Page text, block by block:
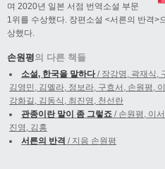
며 2020년 일본 서점 번역소설 부문
1위를 수상했다. 장편소설 <서른의 반격>
상했다.
손원평의 다른 책들
소설, 한국을 말하다/ 장강명, 곽재식,
김영민, 김멜라, 정보라, 구효서, 손원평,
강화길, 김동식, 최진영, 천선란
관종이란 말이 좀 그렇죠 / 손원평, 이
진영, 김홍
서른의 반격 / 지음 손원평